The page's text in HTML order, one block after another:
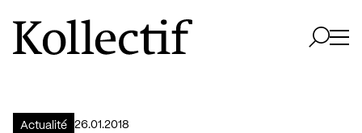
Aller à la page d'accueil
Logo Kollectif
Actualité 26.01.2018